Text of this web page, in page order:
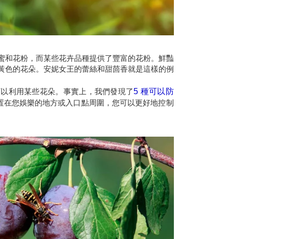
花粉，而某些花卉品種提供了豐富的花粉。鮮豔
的花朵。安妮女王的蕾絲和甜茴香就是這樣的例
利用某些花朵。事實上，我們發現了5 種可以防
在您娛樂的地方或入口點周圍，您可以更好地控制